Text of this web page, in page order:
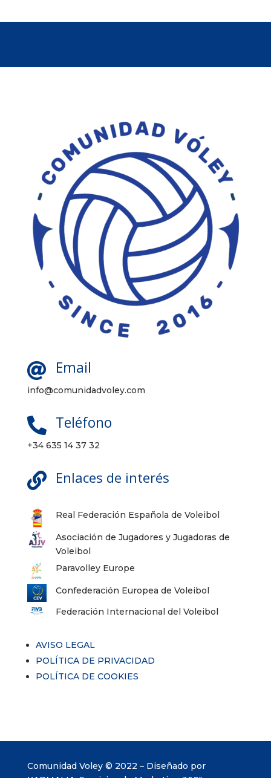
 Email
info@comunidadvoley.com
 Teléfono
+34 635 14 37 32
 Enlaces de interés
Real Federación Española de Voleibol
Asociación de Jugadores y Jugadoras de
Voleibol
Paravolley Europe
Confederación Europea de Voleibol
Federación Internacional del Voleibol
AVISO LEGAL
POLÍTICA DE PRIVACIDAD
POLÍTICA DE COOKIES
Comunidad Voley © 2022 – Diseñado por